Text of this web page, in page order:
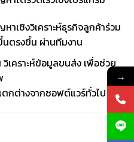
เชิงวิเคราะห์ธุรกิจลูกค้าร่วม
ตรงขึ้น ผ่านทีมงาน
วิเคราะห์ข้อมูลขนส่ง เพื่อช่วย
กต่างจากซอฟต์แวร์ทั่วไป
→